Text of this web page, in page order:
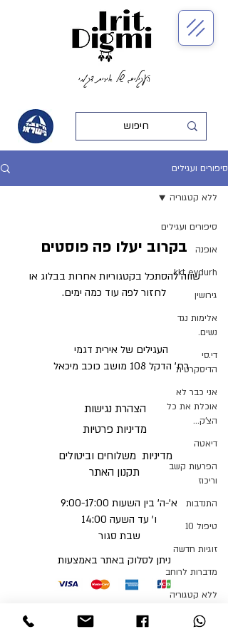
העגילים של אירית דגמי
סיפורים ועגילים
סיפורים ועגילים
אופנה
kkt eydurh
גירושין
אלימות נגד
נשים.
די.סי
הדיסקרטית
אני כבר לא
אוכלת את כל
הצ'ק...
דיאטה
הפרעות קשב
וריכוז
התנדבות
טיפול 10
זוגיות חדשה
מדברות לרוחב
ללא קטגוריה
כללי
ללא קטגוריה
בקרוב יעלו פה פוסטים
שווה להסתכל בקטגוריות אחרות בבלוג או
לחזור לפה עוד כמה ימים.
העגילים של אירית דגמי
רח' הדקל 108 מושב כוכב מיכאל
הצהרת נגישות
מדיניות פרטיות
מדיניות משלוחים וביטולים ​
תקנון האתר
א'-ה' בין השעות 9:00-17:00
ו' עד השעה 14:00
שבת סגור
ניתן לסלוק באתר באמצעות
קבלי עדכונים והטבות